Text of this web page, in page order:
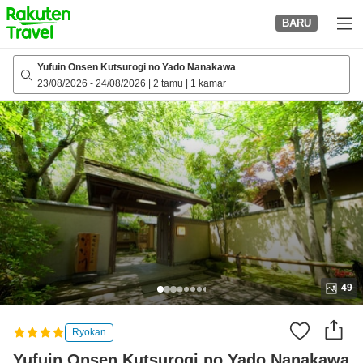
to
top
page
BARU
Yufuin Onsen Kutsurogi no Yado Nanakawa
23/08/2026 - 24/08/2026 2 tamu 1 kamar
49
Ryokan